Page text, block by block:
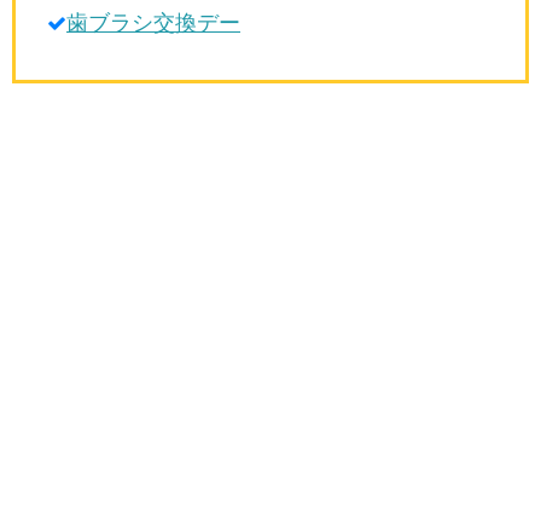
歯ブラシ交換デー